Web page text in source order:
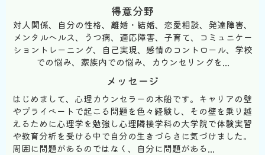
得意分野
対人関係、自分の性格、離婚・結婚、恋愛相談、発達障害、
メンタルヘルス、うつ病、適応障害、子育て、コミュニケー
ショントレーニング、自己実現、感情のコントロール、学校
での悩み、家族内での悩み、カウンセリングを...
メッセージ
はじめまして、心理カウンセラーの木船です。キャリアの壁
やプライベートで起こる問題を色々経験し、その壁を乗り越
えるために心理学を勉強し心理隣接学科の大学院で体験実習
や教育分析を受ける中で自分の生きづらさに気づけました。
周囲に問題があるのではなく、自分に問題がある...